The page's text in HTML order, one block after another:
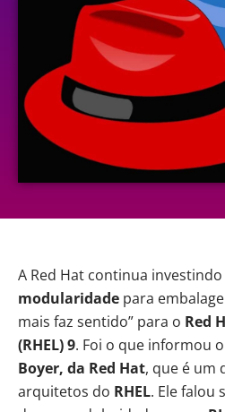
A Red Hat continua
modularidade para
mais faz sentido” para o Red
(RHEL) 9. Foi o que informou
Boyer, da Red Hat, que é um
arquitetos do RHEL. Ele falou